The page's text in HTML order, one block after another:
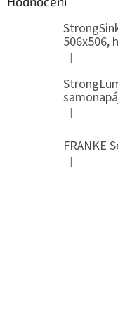
506x506,
Hodnocení
|
Hodnocení
|
FRANKE
Hodnocení
|